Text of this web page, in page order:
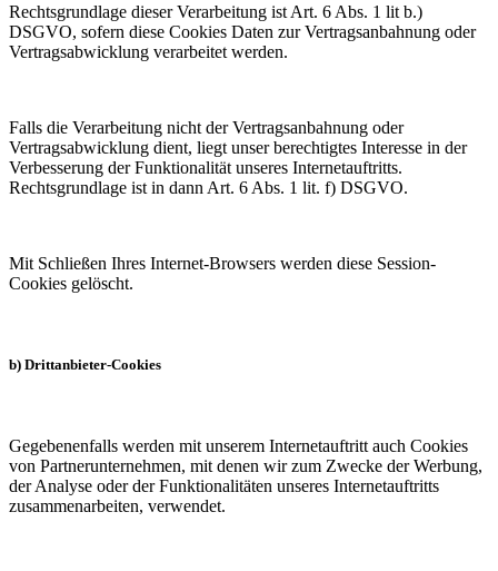
Rechtsgrundlage dieser Verarbeitung ist Art. 6 Abs. 1 lit b.)
DSGVO, sofern diese Cookies Daten zur Vertragsanbahnung oder
Vertragsabwicklung verarbeitet werden.
Falls die Verarbeitung nicht der Vertragsanbahnung oder
Vertragsabwicklung dient, liegt unser berechtigtes Interesse in der
Verbesserung der Funktionalität unseres Internetauftritts.
Rechtsgrundlage ist in dann Art. 6 Abs. 1 lit. f) DSGVO.
Mit Schließen Ihres Internet-Browsers werden diese Session-
Cookies gelöscht.
b) Drittanbieter-Cookies
Gegebenenfalls werden mit unserem Internetauftritt auch Cookies
von Partnerunternehmen, mit denen wir zum Zwecke der Werbung,
der Analyse oder der Funktionalitäten unseres Internetauftritts
zusammenarbeiten, verwendet.